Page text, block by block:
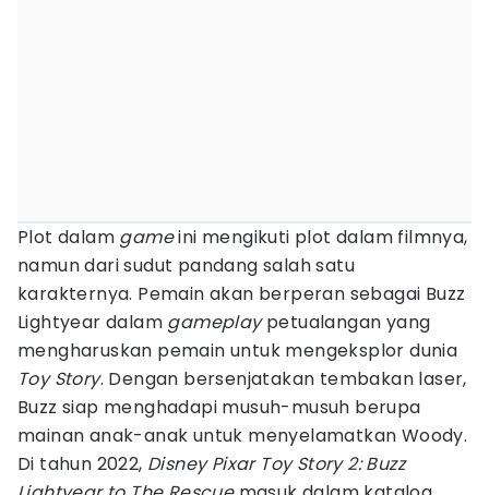
Plot dalam gameini mengikuti plot dalam filmnya,
namun dari sudut pandang salah satu
karakternya. Pemain akan berperan sebagai Buzz
Lightyear dalam gameplaypetualangan yang
mengharuskan pemain untuk mengeksplor dunia
Toy Story. Dengan bersenjatakan tembakan laser,
Buzz siap menghadapi musuh-musuh berupa
mainan anak-anak untuk menyelamatkan Woody.
Di tahun 2022, Disney Pixar Toy Story 2: Buzz